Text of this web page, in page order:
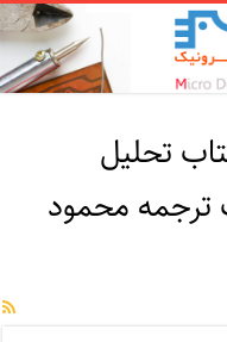
تحلیل
ترجمه محمود